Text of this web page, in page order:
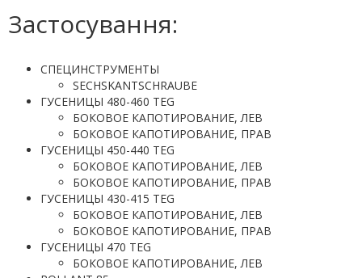
Застосування:
СПЕЦИНСТРУМЕНТЫ
SECHSKANTSCHRAUBE
ГУСЕНИЦЫ 480-460 TEG
БОКОВОЕ КАПОТИРОВАНИЕ, ЛЕВ
БОКОВОЕ КАПОТИРОВАНИЕ, ПРАВ
ГУСЕНИЦЫ 450-440 TEG
БОКОВОЕ КАПОТИРОВАНИЕ, ЛЕВ
БОКОВОЕ КАПОТИРОВАНИЕ, ПРАВ
ГУСЕНИЦЫ 430-415 TEG
БОКОВОЕ КАПОТИРОВАНИЕ, ЛЕВ
БОКОВОЕ КАПОТИРОВАНИЕ, ПРАВ
ГУСЕНИЦЫ 470 TEG
БОКОВОЕ КАПОТИРОВАНИЕ, ЛЕВ